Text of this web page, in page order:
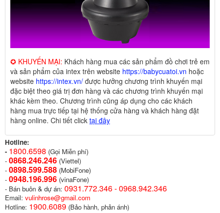
✪ KHUYẾN MẠI: Khách hàng mua các sản phẩm đồ chơi trẻ em
và sản phẩm của intex trên website https://babycuatoi.vn hoặc
website https://intex.vn/ được hưởng chương trình khuyến mại
đặc biệt theo giá trị đơn hàng và các chương trình khuyến mại
khác kèm theo. Chương trình cũng áp dụng cho các khách
hàng mua trực tiếp tại hệ thống cửa hàng và khách hàng đặt
hàng online. Chi tiết click tại đây
Hotline:
- 1800.6598 (Gọi Miễn phí)
- 0868.246.246 (Viettel)
- 0898.599.588 (MobiFone)
- 0948.196.996 (vinaFone)
- Bán buôn & dự án: 0931.772.346 - 0968.942.346
Email: vulinhrose@gmail.com
Hotline: 1900.6089 (Bảo hành, phản ánh)